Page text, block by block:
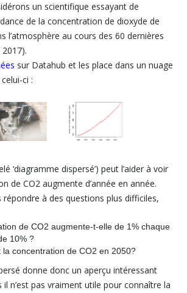
un scientifique essayant de
de la concentration de dioxyde de
l’atmosphère au cours des 60 dernières
sur Datahub et les place dans un nuage
ci :
‘diagramme dispersé’) peut l’aider à voir
de CO2 augmente d’année en année.
répondre à des questions plus difficiles,
de CO2 augmente-t-elle de 1% chaque
10% ?
la concentration de CO2 en 2050?
donne donc un aperçu intéressant
il n’est pas vraiment utile pour connaître la